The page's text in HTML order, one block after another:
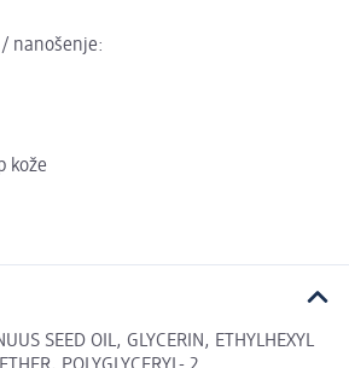
nanošenje:
kože
SEED OIL, GLYCERIN, ETHYLHEXYL